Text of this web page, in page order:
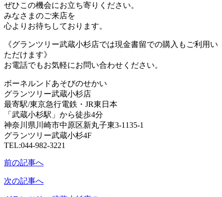
ぜひこの機会にお立ち寄りください。
みなさまのご来店を
心よりお待ちしております。
《グランツリー武蔵小杉店では現金書留での購入もご利用い
ただけます》
お電話でもお気軽にお問い合わせください。
ボーネルンドあそびのせかい
グランツリー武蔵小杉店
最寄駅/東京急行電鉄・JR東日本
「武蔵小杉駅」から徒歩4分
神奈川県川崎市中原区新丸子東3-1135-1
グランツリー武蔵小杉4F
TEL:044-982-3221
前の記事へ
次の記事へ